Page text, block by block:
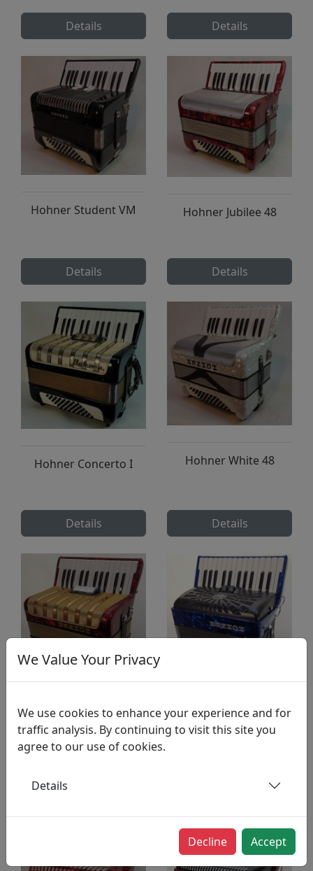
Details Details
Hohner Student VM
Details
Hohner Jubilee 48
Details
Hohner Concerto I
Details
Hohner White 48
Details
Hohner Student V
Details
Hohner Bravo II 48
(blau)
We Value Your Privacy
We use cookies to enhance your experience and for
traffic analysis. By continuing to visit this site you
agree to our use of cookies.
Details
Decline Accept